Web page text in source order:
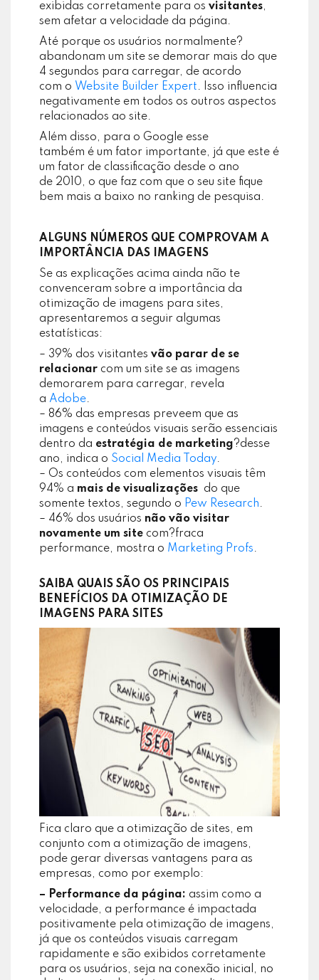
exibidas corretamente para os visitantes,
sem afetar a velocidade da página.
Até porque os usuários normalmente?
abandonam um site se demorar mais do que
4 segundos para carregar, de acordo
com o Website Builder Expert. Isso influencia
negativamente em todos os outros aspectos
relacionados ao site.
Além disso, para o Google esse
também é um fator importante, já que este é
um fator de classificação desde o ano
de 2010, o que faz com que o seu site fique
bem mais a baixo no ranking de pesquisa.
ALGUNS NÚMEROS QUE COMPROVAM A
IMPORTÂNCIA DAS IMAGENS
Se as explicações acima ainda não te
convenceram sobre a importância da
otimização de imagens para sites,
apresentaremos a seguir algumas
estatísticas:
– 39% dos visitantes vão parar de se
relacionar com um site se as imagens
demorarem para carregar, revela
a Adobe.
– 86% das empresas preveem que as
imagens e conteúdos visuais serão essenciais
dentro da estratégia de marketing?desse
ano, indica o Social Media Today.
– Os conteúdos com elementos visuais têm
94% a mais de visualizações do que
somente textos, segundo o Pew Research.
– 46% dos usuários não vão visitar
novamente um site com?fraca
performance, mostra o Marketing Profs.
SAIBA QUAIS SÃO OS PRINCIPAIS
BENEFÍCIOS DA OTIMIZAÇÃO DE
IMAGENS PARA SITES
Fica claro que a otimização de sites, em
conjunto com a otimização de imagens,
pode gerar diversas vantagens para as
empresas, como por exemplo:
– Performance da página: assim como a
velocidade, a performance é impactada
positivamente pela otimização de imagens,
já que os conteúdos visuais carregam
rapidamente e são exibidos corretamente
para os usuários, seja na conexão inicial, no